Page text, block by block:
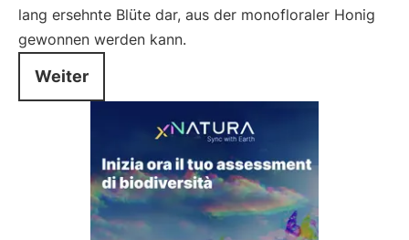
lang ersehnte Blüte dar, aus der monofloraler Honig
gewonnen werden kann.
Weiter